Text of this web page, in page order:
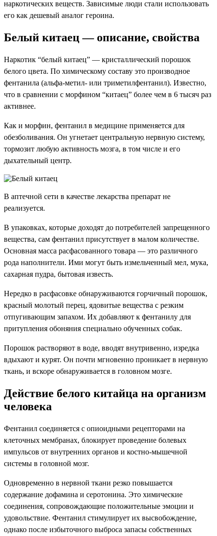
наркотических веществ. Зависимые люди стали использовать
его как дешевый аналог героина.
Белый китаец — описание, свойства
Наркотик “белый китаец” — кристаллический порошок
белого цвета. По химическому составу это производное
фентанила (альфа-метил- или триметилфентанил). Известно,
что в сравнении с морфином “китаец” более чем в 6 тысяч раз
активнее.
Как и морфин, фентанил в медицине применяется для
обезболивания. Он угнетает центральную нервную систему,
тормозит любую активность мозга, в том числе и его
дыхательный центр.
В аптечной сети в качестве лекарства препарат не
реализуется.
В упаковках, которые доходят до потребителей запрещенного
вещества, сам фентанил присутствует в малом количестве.
Основная масса расфасованного товара — это различного
рода наполнители. Ими могут быть измельченный мел, мука,
сахарная пудра, бытовая известь.
Нередко в расфасовке обнаруживаются горчичный порошок,
красный молотый перец, ядовитые вещества с резким
отпугивающим запахом. Их добавляют к фентанилу для
притупления обоняния специально обученных собак.
Порошок растворяют в воде, вводят внутривенно, изредка
вдыхают и курят. Он почти мгновенно проникает в нервную
ткань, и вскоре обнаруживается в головном мозге.
Действие белого китайца на организм
человека
Фентанил соединяется с опиоидными рецепторами на
клеточных мембранах, блокирует проведение болевых
импульсов от внутренних органов и костно-мышечной
системы в головной мозг.
Одновременно в нервной ткани резко повышается
содержание дофамина и серотонина. Это химические
соединения, сопровождающие положительные эмоции и
удовольствие. Фентанил стимулирует их высвобождение,
однако после избыточного выброса запасы собственных